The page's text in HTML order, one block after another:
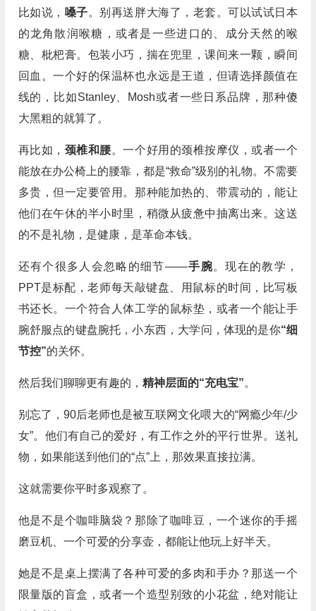
比如说， 嗓子。别再送胖大海了，老套。可以试试日本
的龙角散润喉糖，或者是一些进口的、成分天然的喉
糖、枇杷膏。包装小巧，揣在兜里，课间来一颗，瞬间
回血。一个好的保温杯也永远是王道，但请选择颜值在
线的，比如Stanley、Mosh或者一些日系品牌，那种傻
大黑粗的就算了。
再比如， 颈椎和腰。一个好用的颈椎按摩仪，或者一个
能放在办公椅上的腰靠，都是“救命”级别的礼物。不需要
多贵，但一定要管用。那种能加热的、带震动的，能让
他们在午休的半小时里，稍微从疲惫中抽离出来。这送
的不是礼物，是健康，是革命本钱。
还有个很多人会忽略的细节——手腕。现在的教学，
PPT是标配，老师每天敲键盘、用鼠标的时间，比写板
书还长。一个符合人体工学的鼠标垫，或者一个能让手
腕舒服点的键盘腕托，小东西，大学问，体现的是你“细
节控”的关怀。
然后我们聊聊更有趣的， 精神层面的“充电宝”。
别忘了，90后老师也是被互联网文化喂大的“网瘾少年/少
女”。他们有自己的爱好，有工作之外的平行世界。送礼
物，如果能送到他们的“点”上，那效果直接拉满。
这就需要你平时多观察了。
他是不是个咖啡脑袋？那除了咖啡豆，一个迷你的手摇
磨豆机、一个可爱的分享壶，都能让他玩上好半天。
她是不是桌上摆满了各种可爱的多肉和手办？那送一个
限量版的盲盒，或者一个造型别致的小花盆，绝对能让